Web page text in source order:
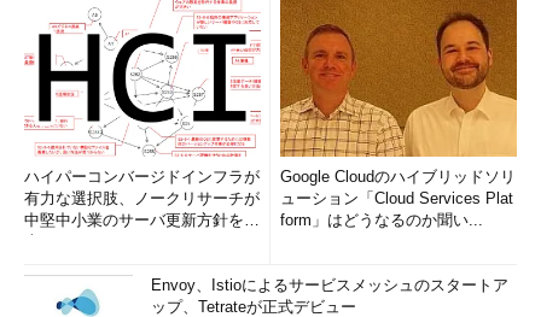
ハイパーコンバージドインフラが
有力な選択肢、ノークリサーチが
中堅中小業のサーバ更新方針を調
Google Cloudのハイブリッドソリ
ューション「Cloud Services Plat
form」はどうなるのか聞い...
Envoy、Istioによるサービスメッシュのスタートア
ップ、Tetrateが正式デビュー